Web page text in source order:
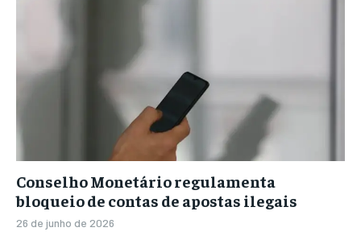
Conselho Monetário regulamenta
bloqueio de contas de apostas ilegais
26 de junho de 2026